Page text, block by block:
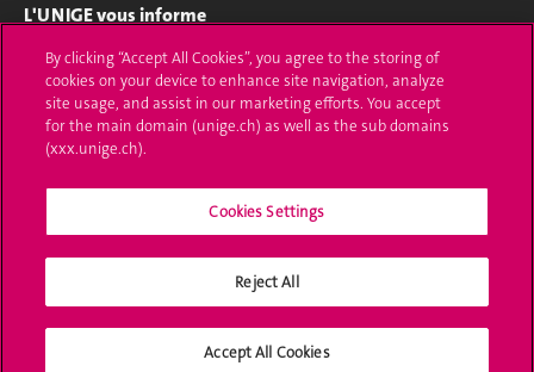
L'UNIGE vous informe
UNIGE Mobile
Médias
Offres d'emploi
Calendrier académique
Médias sociaux UNIGE
By clicking “Accept All Cookies”, you agree to the storing of
cookies on your device to enhance site navigation, analyze
site usage, and assist in our marketing efforts. You accept
for the main domain (unige.ch) as well as the sub domains
(xxx.unige.ch).
Cookies Settings
Reject All
Accept All Cookies